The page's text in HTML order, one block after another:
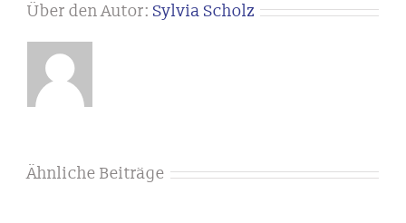
Über den Autor: Sylvia Scholz
Ähnliche Beiträge